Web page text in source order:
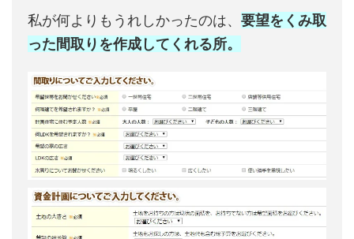
私が何よりもうれしかったのは、 要望をくみ取
った間取りを作成してくれる所。